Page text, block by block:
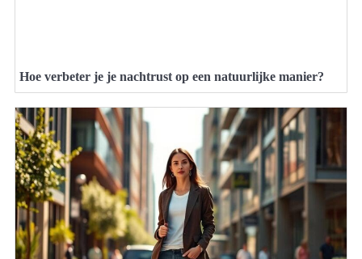
Hoe verbeter je je nachtrust op een natuurlijke manier?